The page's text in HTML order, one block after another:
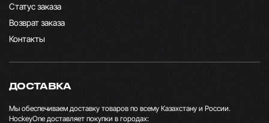
Статус заказа
Возврат заказа
Контакты
ДОСТАВКА
Мы обеспечиваем доставку товаров по всему Казахстану и России.
HockeyOne доставляет покупки в городах: